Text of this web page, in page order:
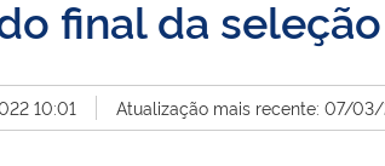
final da
10:01 Atualização mais recente: 07/03/